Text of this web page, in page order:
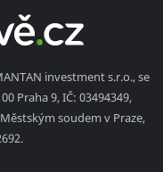
investment s.r.o., se
Praha 9, IČ: 03494349,
soudem v Praze,